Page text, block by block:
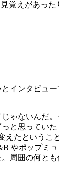
覚えがあった
インタビュー
ゃないんだ
と思ってい
えたというこ
やポップミ
周囲の何と